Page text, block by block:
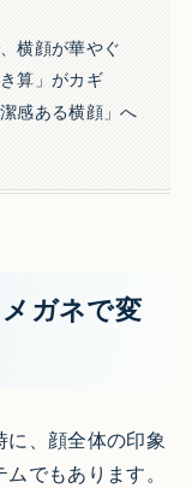
横顔が華やぐ
算」がカギ
感ある横顔」へ
ガネで変
に、顔全体の印象
でもあります。